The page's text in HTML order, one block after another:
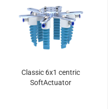
Classic 6x1 centric
SoftActuator